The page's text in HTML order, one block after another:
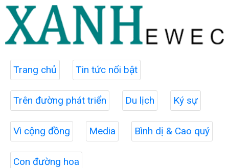
Trang chủ Tin tức nổi bật
Trên đường phát triển Du lịch Ký sự
Vì cộng đồng Media Bình dị & Cao quý
Con đường hoa